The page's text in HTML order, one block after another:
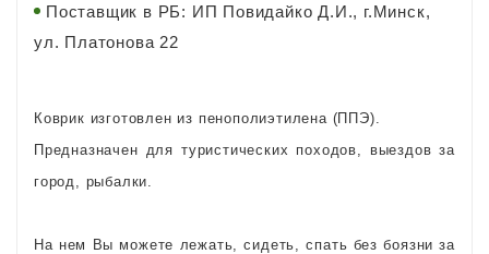
Поставщик в РБ: ИП Повидайко Д.И., г.Минск,
ул. Платонова 22
Коврик изготовлен из пенополиэтилена (ППЭ).
Предназначен для туристических походов, выездов за
город, рыбалки.
На нем Вы можете лежать, сидеть, спать без боязни за